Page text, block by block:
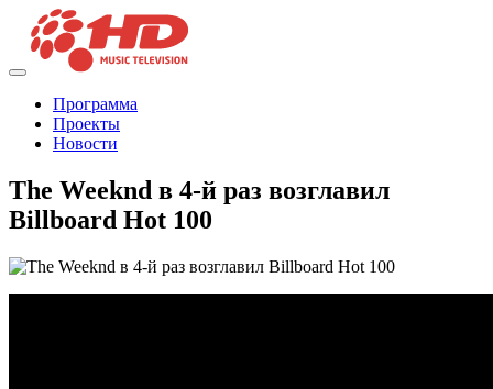
Программа
Проекты
Новости
The Weeknd в 4-й раз возглавил
Billboard Hot 100